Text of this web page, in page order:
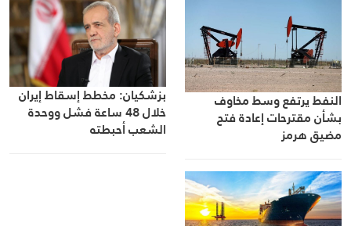
النفط يرتفع وسط مخاوف
بشأن مقترحات إعادة فتح
مضيق هرمز
بزشكيان: مخطط إسقاط إيران
خلال 48 ساعة فشل ووحدة
الشعب أحبطته